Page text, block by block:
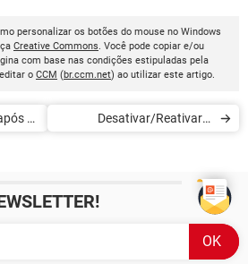
personalizar os botões do mouse no Windows
Creative Commons. Você pode copiar e/ou
com base nas condições estipuladas pela
o CCM (br.ccm.net) ao utilizar este artigo.
a
Desativar/Reativar o